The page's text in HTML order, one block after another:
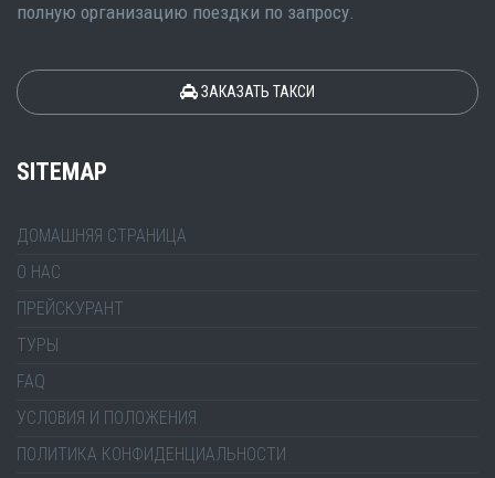
полную организацию поездки по запросу.
ЗАКАЗАТЬ ТАКСИ
SITEMAP
ДОМАШНЯЯ СТРАНИЦА
О НАС
ПРЕЙСКУРАНТ
ТУРЫ
FAQ
УСЛОВИЯ И ПОЛОЖЕНИЯ
ПОЛИТИКА КОНФИДЕНЦИАЛЬНОСТИ